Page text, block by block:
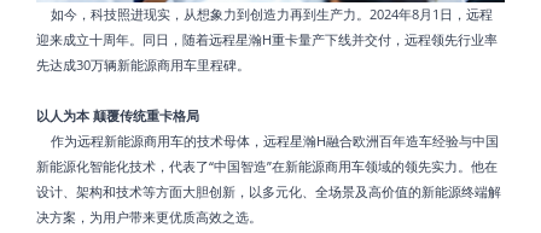
如今，科技照进现实，从想象力到创造力再到生产力。2024年8月1日，远程
迎来成立十周年。同日，随着远程星瀚H重卡量产下线并交付，远程领先行业率
先达成30万辆新能源商用车里程碑。
以人为本 颠覆传统重卡格局
作为远程新能源商用车的技术母体，远程星瀚H融合欧洲百年造车经验与中国
新能源化智能化技术，代表了“中国智造”在新能源商用车领域的领先实力。他在
设计、架构和技术等方面大胆创新，以多元化、全场景及高价值的新能源终端解
决方案，为用户带来更优质高效之选。